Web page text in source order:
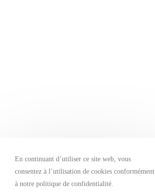
En continuant d’utiliser ce site web, vous
consentez à l’utilisation de cookies conformément
à notre politique de confidentialité.